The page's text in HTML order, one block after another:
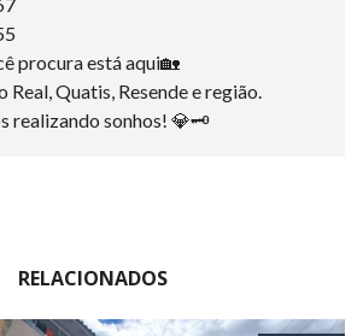
procura está aqui🏡
Real, Quatis, Resende e região.
realizando sonhos! 💎🗝
RELACIONADOS